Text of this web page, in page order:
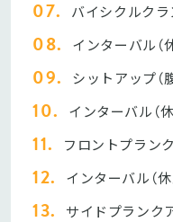
バイシクルクラ
インターバル（
シットアップ（
インターバル（
フロントプラン
インターバル（休
サイドプランク